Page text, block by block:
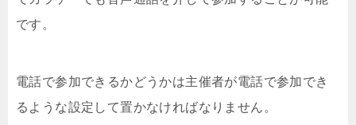
です。
電話で参加できるかどうかは主催者が電話で参加でき
るような設定して置かなければなりません。